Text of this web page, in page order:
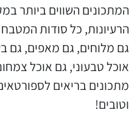
המתכונים השווים ביותר
הרעיונות, כל סודות
גם מלוחים, גם מאפים, גם
אוכל טבעוני, גם אוכל
מתכונים בריאים
וטובים!